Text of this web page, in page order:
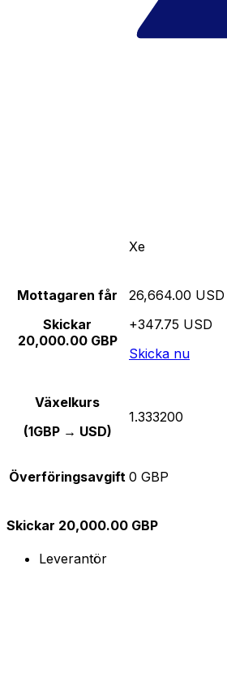
Xe
Mottagaren får
Skickar
20,000.00 GBP
26,664.00 USD
+347.75 USD
Skicka nu
Växelkurs
(1GBP → USD)
1.333200
Överföringsavgift 0 GBP
Skickar 20,000.00 GBP
Leverantör